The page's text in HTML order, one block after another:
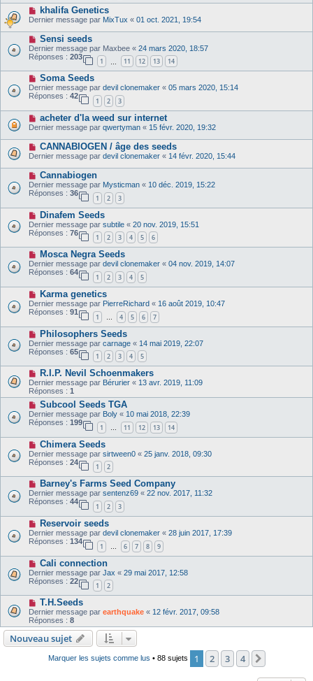
khalifa Genetics
Dernier message par MixTux « 01 oct. 2021, 19:54
Sensi seeds
Dernier message par Maxbee « 24 mars 2020, 18:57
Réponses : 203
1 11 12 13 14
Soma Seeds
Dernier message par devil clonemaker « 05 mars 2020, 15:14
Réponses : 42
1 2 3
acheter d'la weed sur internet
Dernier message par qwertyman « 15 févr. 2020, 19:32
CANNABIOGEN / âge des seeds
Dernier message par devil clonemaker « 14 févr. 2020, 15:44
Cannabiogen
Dernier message par Mysticman « 10 déc. 2019, 15:22
Réponses : 36
1 2 3
Dinafem Seeds
Dernier message par subtile « 20 nov. 2019, 15:51
Réponses : 76
1 2 3 4 5 6
Mosca Negra Seeds
Dernier message par devil clonemaker « 04 nov. 2019, 14:07
Réponses : 64
1 2 3 4 5
Karma genetics
Dernier message par PierreRichard « 16 août 2019, 10:47
Réponses : 91
1 … 4 5 6 7
Philosophers Seeds
Dernier message par carnage « 14 mai 2019, 22:07
Réponses : 65
1 2 3 4 5
R.I.P. Nevil Schoenmakers
Dernier message par Bérurier « 13 avr. 2019, 11:09
Réponses : 1
Subcool Seeds TGA
Dernier message par Boly « 10 mai 2018, 22:39
Réponses : 199
1 … 11 12 13 14
Chimera Seeds
Dernier message par sirtween0 « 25 janv. 2018, 09:30
Réponses : 24
1 2
Barney's Farms Seed Company
Dernier message par sentenz69 « 22 nov. 2017, 11:32
Réponses : 44
1 2 3
Reservoir seeds
Dernier message par devil clonemaker « 28 juin 2017, 17:39
Réponses : 134
1 … 6 7 8 9
Cali connection
Dernier message par Jax « 29 mai 2017, 12:58
Réponses : 22
1 2
T.H.Seeds
Dernier message par earthquake « 12 févr. 2017, 09:58
Réponses : 8
Nouveau sujet
Marquer les sujets comme lus • 88 sujets 1 2 3 4